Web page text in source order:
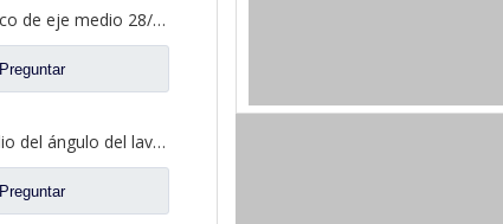
Engranaje cónico de eje medio 28/21 para eje Ankai Benz, repuestos para camiones Foton Auman HFF2502038/39CK1BZ
Preguntar
Engranaje medio del ángulo del lavabo del puente para los recambios 5801845742 del camión de SAIC Hongyan
Preguntar